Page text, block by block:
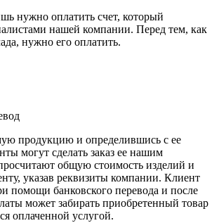
нужно оплатить счет, который
нашей компании. Перед тем, как
нужно его оплатить.
продукцию и определившись с ее
могут сделать заказ ее нашим
общую стоимость изделий и
указав реквизиты компании. Клиент
помощи банковского перевода и после
может забирать приобретенный товар
оплаченной услугой.